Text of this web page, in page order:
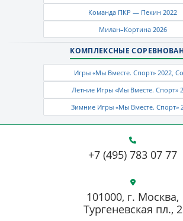
Команда ПКР — Пекин 2022
Милан–Кортина 2026
КОМПЛЕКСНЫЕ
Игры «Мы Вместе. Спорт» 2022,
Летние Игры «Мы Вместе. Спорт»
Зимние Игры «Мы Вместе. Спорт»
+7 (495) 783 07 77
101000, г. Москва,
Тургеневская пл., 2